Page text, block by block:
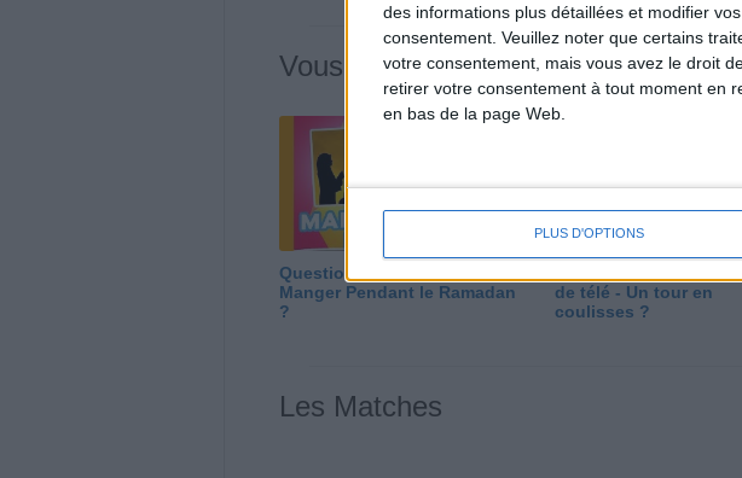
des informations plus détaillées et modifier
consentement. Veuillez noter que certains
votre consentement, mais vous avez le droit
retirer votre consentement à tout moment en
en bas de la page Web.
PLUS D'OPTIONS
Vous m'avez demandé
Question/Réponse : Que
Manger Pendant le Ramadan
?
de télé - Un tour en
coulisses ?
Les Matches